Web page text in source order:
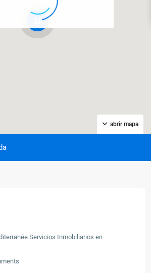
12
abrir mapa
Servicios Inmobiliarios en